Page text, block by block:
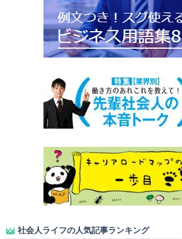
社会人ライフの人気記事ランキング